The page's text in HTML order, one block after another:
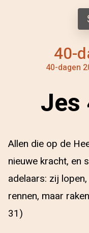
40-
40-dagen
Jes
Allen die op de
nieuwe kracht, en
adelaars: zij
rennen, maar
31)